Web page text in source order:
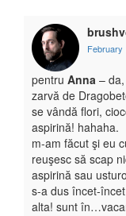
February
pentru Anna –
zarvă de
se vândă flori,
aspirină! hahaha.
m-am făcut şi eu
reuşesc să scap
aspirină sau
s-a dus încet-
alta! sunt